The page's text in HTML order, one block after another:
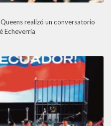
realizó un conversatorio
Echeverría